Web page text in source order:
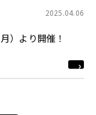
2025.04.06
）より開催！